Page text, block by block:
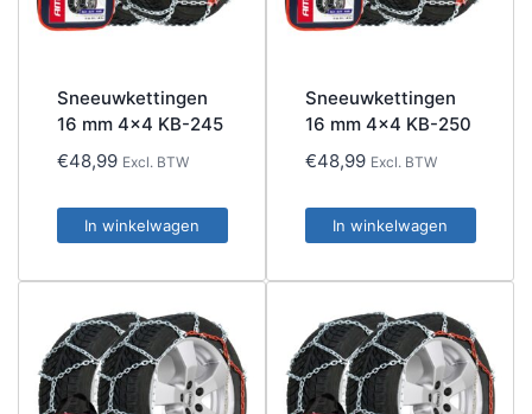
Sneeuwkettingen
16 mm 4×4 KB-245
€48,99 Excl. BTW
In winkelwagen
Sneeuwkettingen
16 mm 4×4 KB-250
€48,99 Excl. BTW
In winkelwagen